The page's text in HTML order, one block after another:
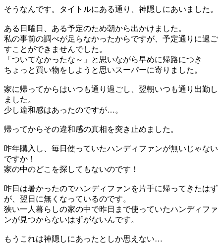
そうなんです。タイトルにある通り、神隠しにあいました。
ある日曜日、ある予定のため朝から出かけました。
私の事前の調べが足らなかったからですが、予定通りに過ご
すことができませんでした。
「ついてなかったな～」と思いながら早めに帰路につき
ちょっと買い物をしようと思いスーパーに寄りました。
家に帰ってからはいつも通り過ごし、翌朝いつも通り出勤し
ました。
少し違和感はあったのですが…。
帰ってからその違和感の真相を突き止めました。
昨年購入し、毎日使っていたハンディファンが無いじゃない
ですか！
家の中のどこを探してもないのです！
昨日は暑かったのでハンディファンを片手に帰ってきたはず
が、翌日に無くなっているのです。
狭い一人暮らしの家の中で昨日まで使っていたハンディファ
ンが見つからないはずがないんです。
もうこれは神隠しにあったとしか思えない…